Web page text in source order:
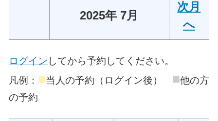
2025年 7月
次月
へ
ログイン してから予約してください。
凡例： ■当人の予約（ログイン後） ■他の方
の予約